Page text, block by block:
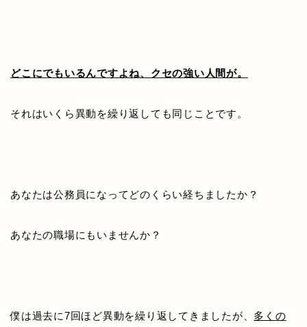
どこにでもいるんですよね、クセの強い人間が。
それはいくら異動を繰り返しても同じことです。
あなたは公務員になってどのくらい経ちましたか？
あなたの職場にもいませんか？
僕は過去に7回ほど異動を繰り返してきましたが、 多くの